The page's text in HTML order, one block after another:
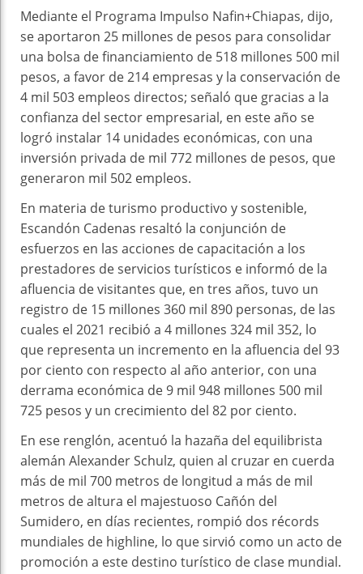
Mediante el Programa Impulso Nafin+Chiapas, dijo,
se aportaron 25 millones de pesos para consolidar
una bolsa de financiamiento de 518 millones 500 mil
pesos, a favor de 214 empresas y la conservación de
4 mil 503 empleos directos; señaló que gracias a la
confianza del sector empresarial, en este año se
logró instalar 14 unidades económicas, con una
inversión privada de mil 772 millones de pesos, que
generaron mil 502 empleos.
En materia de turismo productivo y sostenible,
Escandón Cadenas resaltó la conjunción de
esfuerzos en las acciones de capacitación a los
prestadores de servicios turísticos e informó de la
afluencia de visitantes que, en tres años, tuvo un
registro de 15 millones 360 mil 890 personas, de las
cuales el 2021 recibió a 4 millones 324 mil 352, lo
que representa un incremento en la afluencia del 93
por ciento con respecto al año anterior, con una
derrama económica de 9 mil 948 millones 500 mil
725 pesos y un crecimiento del 82 por ciento.
En ese renglón, acentuó la hazaña del equilibrista
alemán Alexander Schulz, quien al cruzar en cuerda
más de mil 700 metros de longitud a más de mil
metros de altura el majestuoso Cañón del
Sumidero, en días recientes, rompió dos récords
mundiales de highline, lo que sirvió como un acto de
promoción a este destino turístico de clase mundial.